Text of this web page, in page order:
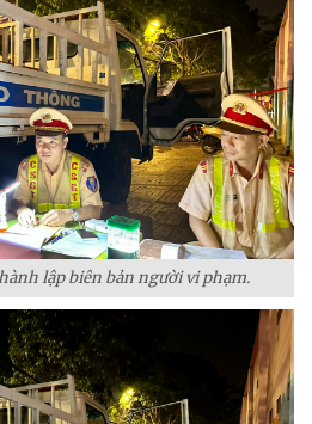
lập biên bản người vi phạm.